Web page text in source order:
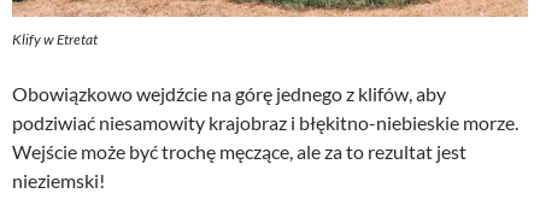
Klify w Etretat
Obowiązkowo wejdźcie na górę jednego z klifów, aby
podziwiać niesamowity krajobraz i błękitno-niebieskie morze.
Wejście może być trochę męczące, ale za to rezultat jest
nieziemski!